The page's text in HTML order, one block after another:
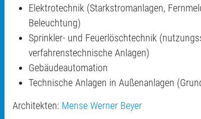
Elektrotechnik (Starkstromanlagen,
Beleuchtung)
Sprinkler- und Feuerlöschtechnik
verfahrenstechnische Anlagen)
Gebäudeautomation
Technische Anlagen in Außenanlagen
Architekten: Mense Werner Beyer